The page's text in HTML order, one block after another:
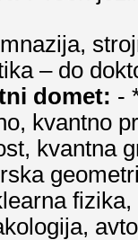
– do
domet: -
kvantno
kvantna